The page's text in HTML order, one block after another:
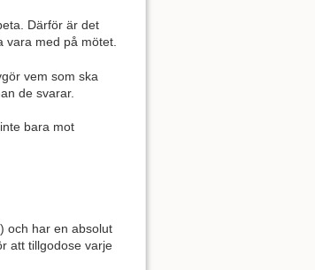
Därför är det
med på mötet.
vem som ska
de svarar.
bara mot
och har en absolut
att tillgodose varje